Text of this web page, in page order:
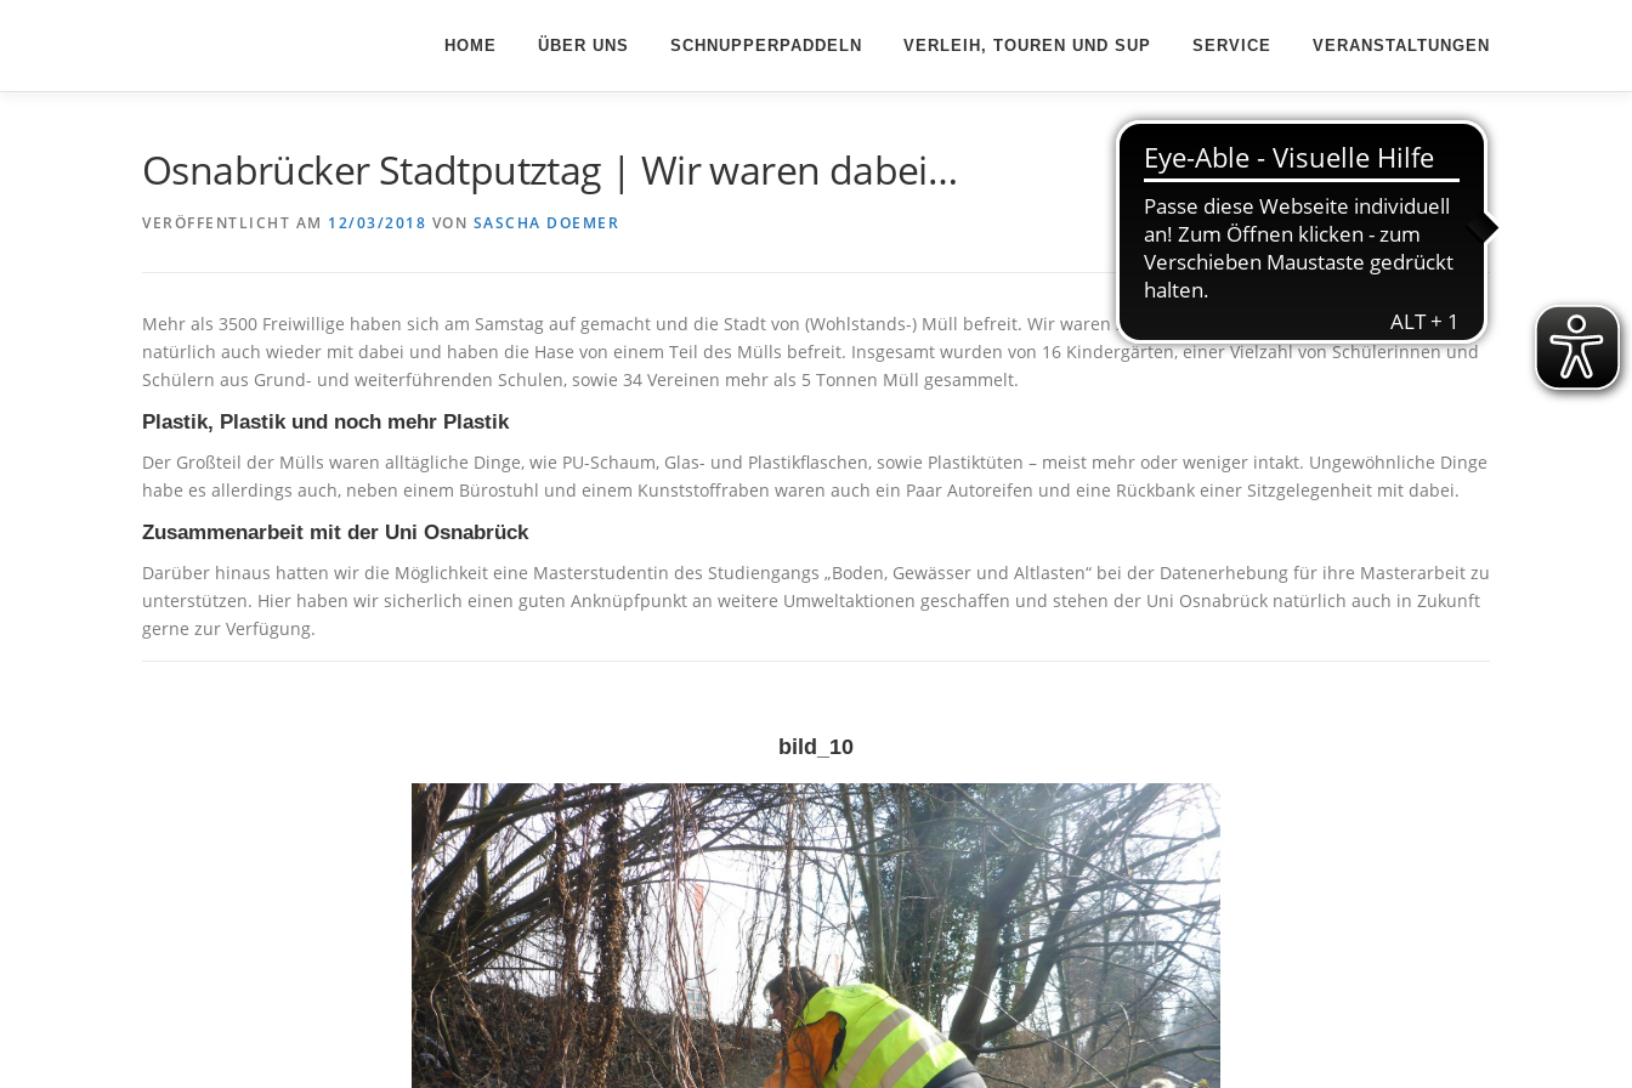
HOME ÜBER UNS SCHNUPPERPADDELN VERLEIH, TOUREN UND SUP SERVICE VERANSTALTUNGEN
Osnabrücker Stadtputztag | Wir waren dabei…
VERÖFFENTLICHT AM 12/03/2018 VON SASCHA DOEMER
Mehr als 3500 Freiwillige haben sich am Samstag auf gemacht und die Stadt von (Wohlstands-) Müll befreit. Wir waren zusammen mit dem Wassersportverein
natürlich auch wieder mit dabei und haben die Hase von einem Teil des Mülls befreit. Insgesamt wurden von 16 Kindergärten, einer Vielzahl von Schülerinnen und
Schülern aus Grund- und weiterführenden Schulen, sowie 34 Vereinen mehr als 5 Tonnen Müll gesammelt.
Plastik, Plastik und noch mehr Plastik
Der Großteil der Mülls waren alltägliche Dinge, wie PU-Schaum, Glas- und Plastikflaschen, sowie Plastiktüten – meist mehr oder weniger intakt. Ungewöhnliche Dinge
habe es allerdings auch, neben einem Bürostuhl und einem Kunststoffraben waren auch ein Paar Autoreifen und eine Rückbank einer Sitzgelegenheit mit dabei.
Zusammenarbeit mit der Uni Osnabrück
Darüber hinaus hatten wir die Möglichkeit eine Masterstudentin des Studiengangs „Boden, Gewässer und Altlasten“ bei der Datenerhebung für ihre Masterarbeit zu
unterstützen. Hier haben wir sicherlich einen guten Anknüpfpunkt an weitere Umweltaktionen geschaffen und stehen der Uni Osnabrück natürlich auch in Zukunft
gerne zur Verfügung.
bild_10